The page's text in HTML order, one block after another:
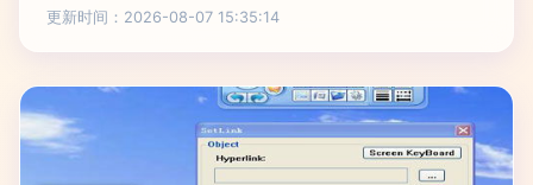
更新时间：2026-08-07 15:35:14